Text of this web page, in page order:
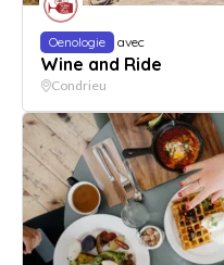
Oenologie avec
Wine and Ride
Condrieu